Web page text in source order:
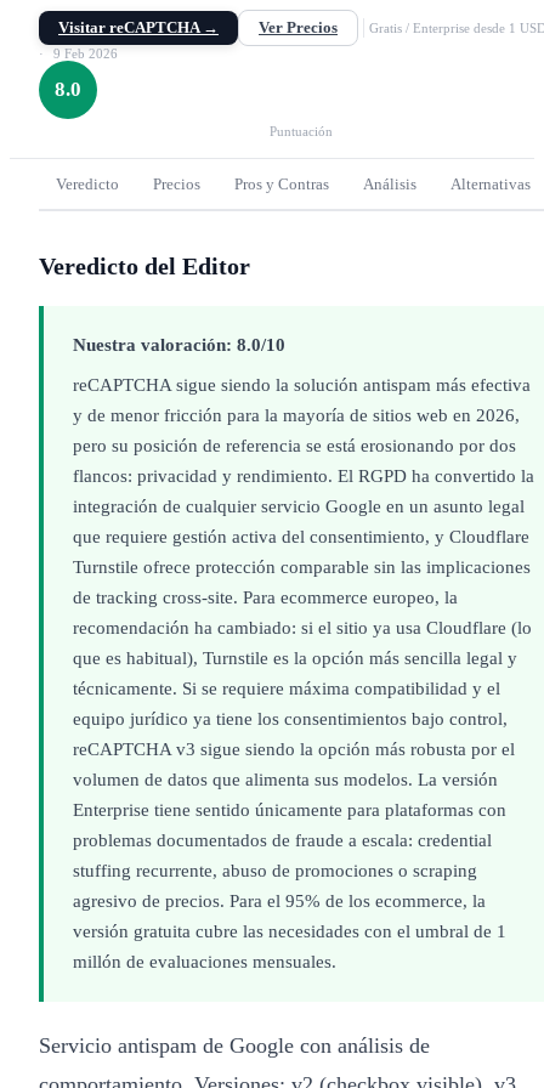
scoring avanzado desde $1/1.000 evaluaciones.
Visitar reCAPTCHA → Ver Precios
Gratis / Enterprise desde 1
9 Feb 2026
8.0
Puntuación
Veredicto Precios Pros y Contras Análisis Alternativas
Veredicto del Editor
Nuestra valoración: 8.0/10
reCAPTCHA sigue siendo la solución antispam más efectiva
y de menor fricción para la mayoría de sitios web en 2026,
pero su posición de referencia se está erosionando por dos
flancos: privacidad y rendimiento. El RGPD ha convertido la
integración de cualquier servicio Google en un asunto legal
que requiere gestión activa del consentimiento, y Cloudflare
Turnstile ofrece protección comparable sin las implicaciones
de tracking cross-site. Para ecommerce europeo, la
recomendación ha cambiado: si el sitio ya usa Cloudflare (lo
que es habitual), Turnstile es la opción más sencilla legal y
técnicamente. Si se requiere máxima compatibilidad y el
equipo jurídico ya tiene los consentimientos bajo control,
reCAPTCHA v3 sigue siendo la opción más robusta por el
volumen de datos que alimenta sus modelos. La versión
Enterprise tiene sentido únicamente para plataformas con
problemas documentados de fraude a escala: credential
stuffing recurrente, abuso de promociones o scraping
agresivo de precios. Para el 95% de los ecommerce, la
versión gratuita cubre las necesidades con el umbral de 1
millón de evaluaciones mensuales.
Servicio antispam de Google con análisis de